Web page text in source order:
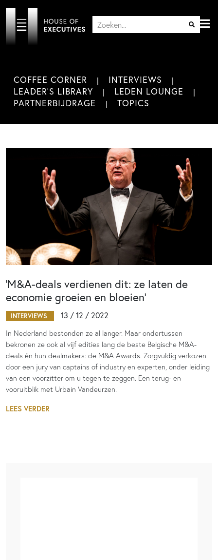
COFFEE CORNER
INTERVIEWS
LEADER'S LIBRARY
LEDEN LOUNGE
PARTNERBIJDRAGE
TOPICS
‘M&A-deals verdienen dit: ze laten de
economie groeien en bloeien’
INTERVIEWS 13 / 12 / 2022
In Nederland bestonden ze al langer. Maar ondertussen
bekronen ze ook al vijf edities lang de beste Belgische M&A-
deals én hun dealmakers: de M&A Awards. Zorgvuldig verkozen
door een jury van captains of industry en experten, onder leiding
van een voorzitter om u tegen te zeggen. Een terug- en
vooruitblik met Urbain Vandeurzen.
LEES VERDER